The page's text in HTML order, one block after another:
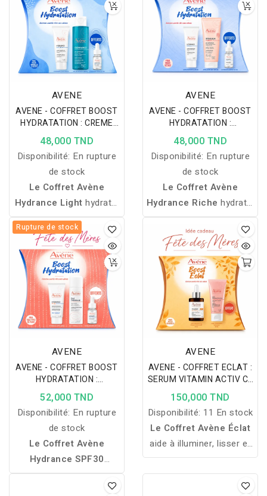
antibactériens.
AVENE
AVENE - COFFRET BOOST
HYDRATATION : CREME
HYDRANCE LIGHT +
CLEANANCE GEL
NETTOYANT + SERUM
HYDRANCE BOOST
48,000 TND
Disponibilité: En rupture
de stock
Le Coffret Avène
Hydrance Light hydrate,
purifie et équilibre les
peaux normales à mixtes
pour une peau plus
fraîche, douce et
lumineuse au quotidien.
AVENE
AVENE - COFFRET BOOST
HYDRATATION :
HYDRANCE CREME RICHE +
GEL NETTOYANT
XERACALM ET SERUM
HYDRANCE BOOST 10ML
OFFERTS
48,000 TND
Disponibilité: En rupture
de stock
Le Coffret Avène
Hydrance Riche hydrate,
nourrit et apaise
intensément les peaux
sèches et sensibles pour
une peau plus douce,
confortable et lumineuse.
Rupture de stock
AVENE
AVENE - COFFRET BOOST
HYDRATATION :
HYDRANCE CREME SPF30+
EAU TERMALE ET SERUM
BOOST HYDRATATION
10ML OFFERTS
52,000 TND
Disponibilité: En rupture
de stock
Le Coffret Avène
Hydrance SPF30
hydrate, apaise et
AVENE
AVENE - COFFRET ECLAT :
SERUM VITAMIN ACTIV Cg
+ GELEE GOMMANTE
DOUCEUR 50ML OFFERTE
150,000 TND
Disponibilité: 11 En stock
Le Coffret Avène Éclat
aide à illuminer, lisser et
revitaliser la peau grâce à
l’association d’un sérum
à la vitamine Cg et d’une